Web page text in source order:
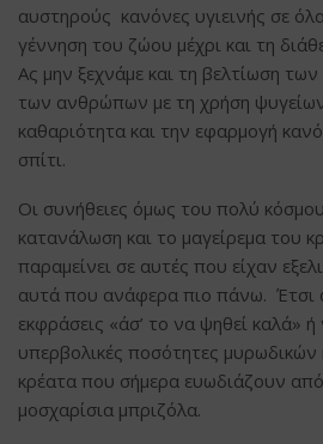
αυστηρούς κανόνες υγιεινής σε
γέννηση του ζώου μέχρι και τη
Ας μην ξεχνάμε και τη βελτίωση
των ανθρώπων με τη χρήση
καθαριότητα και την εφαρμογή
σπίτι.
Οι συνήθειες όμως του πολύ
κατανάλωση και το μαγείρεμα του
παραμείνει σε αυτές που είχαν
αυτά που ανάφερα πιο πάνω. Έτσι
εκφράσεις «άσ’ το να ψηθεί καλά»
υπερβολικές ποσότητες μυρωδικών
κρέατα που σήμερα ευωδιάζουν
μοσχαρίσια μπριζόλα.